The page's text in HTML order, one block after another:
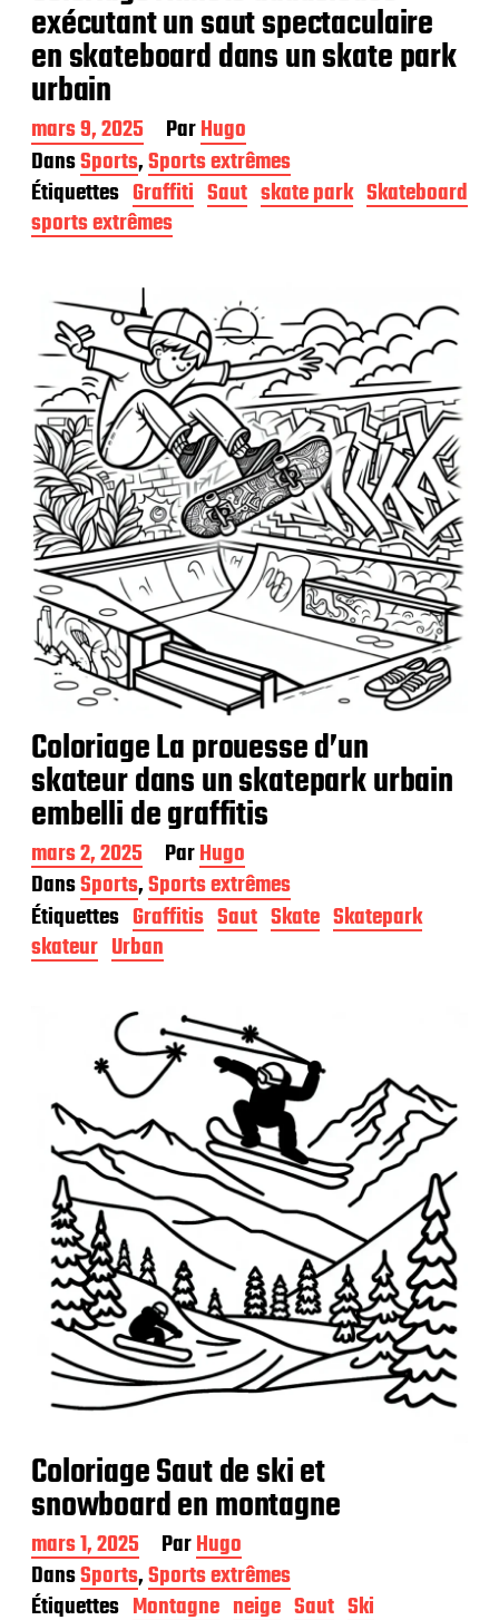
exécutant un saut spectaculaire
en skateboard dans un skate park
urbain
D
a
t
e
d
e
a
t
i
o
n
mars 9, 2025 ParHugo
DansSports,Sports extrêmes
Étiquettes Graffiti Saut skate park Skateboard
sports extrêmes
Coloriage La prouesse d’un
skateur dans un skatepark urbain
embelli de graffitis
D
a
t
e
d
e
mars 2, 2025 ParHugo
DansSports,Sports extrêmes
Étiquettes Graffitis Saut Skate Skatepark
skateur Urban
Coloriage Saut de ski et
snowboard en montagne
D
a
t
e
mars 1, 2025 ParHugo
DansSports,Sports extrêmes
Étiquettes Montagne neige Saut Ski